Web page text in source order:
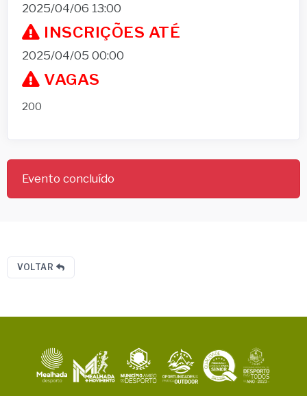
2025/04/06 13:00
INSCRIÇÕES ATÉ
2025/04/05 00:00
VAGAS
200
Evento concluído
VOLTAR